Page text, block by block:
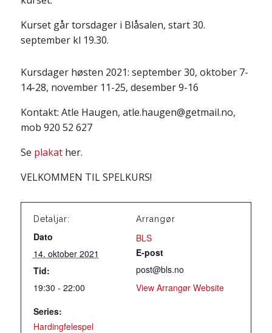
Kurset går torsdager i Blåsalen, start 30.
september kl 19.30.
Kursdager høsten 2021: september 30, oktober 7-
14-28, november 11-25, desember 9-16
Kontakt: Atle Haugen, atle.haugen@getmail.no,
mob 920 52 627
Se plakather.
VELKOMMEN TIL SPELKURS!
Detaljar:
Dato
14. oktober 2021
Tid:
19:30 - 22:00
Series:
Hardingfelespel
Arrangør
BLS
E-post
post@bls.no
View Arrangør Website